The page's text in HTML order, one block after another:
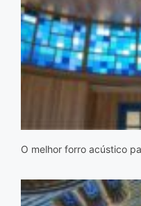
O melhor forro acústico